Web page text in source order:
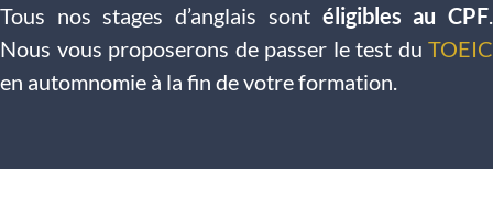
Tous nos stages d’anglais sont éligibles au CPF
Nous vous proposerons de passer le test du TOEIC
en automnomie à la fin de votre formation.